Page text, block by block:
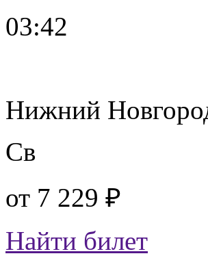
03:42
Нижний
Св
от 7 229 ₽
Найти билет